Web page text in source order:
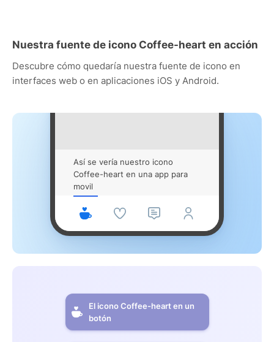
Nuestra fuente de icono Coffee-heart en acción
Descubre cómo quedaría nuestra fuente de icono en
interfaces web o en aplicaciones iOS y Android.
Así se vería nuestro icono
Coffee-heart en una app para
movil
El icono Coffee-heart en un
botón